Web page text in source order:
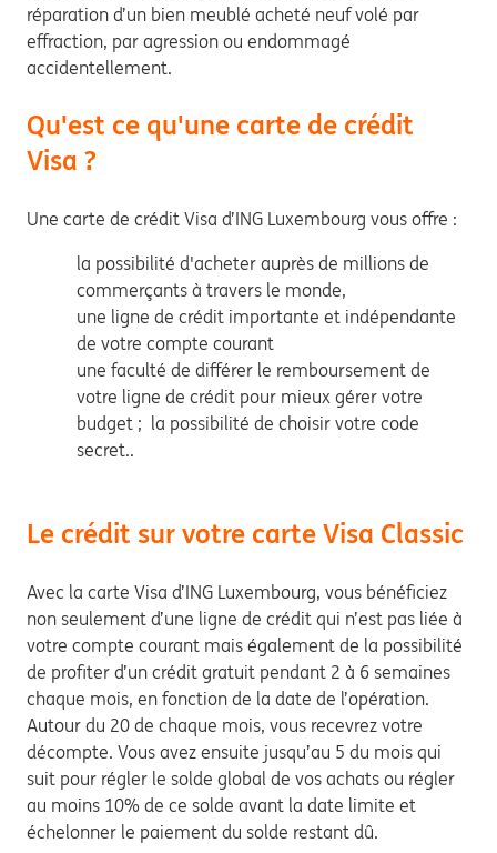
réparation d’un bien meublé acheté neuf volé par
effraction, par agression ou endommagé
accidentellement.
Qu'est ce qu'une carte de crédit
Visa ?
Une carte de crédit Visa d’ING Luxembourg vous offre :
la possibilité d'acheter auprès de millions de
commerçants à travers le monde,
une ligne de crédit importante et indépendante
de votre compte courant
une faculté de différer le remboursement de
votre ligne de crédit pour mieux gérer votre
budget ; la possibilité de choisir votre code
secret..
Le crédit sur votre carte Visa Classic
Avec la carte Visa d’ING Luxembourg, vous bénéficiez
non seulement d’une ligne de crédit qui n’est pas liée à
votre compte courant mais également de la possibilité
de profiter d’un crédit gratuit pendant 2 à 6 semaines
chaque mois, en fonction de la date de l’opération.
Autour du 20 de chaque mois, vous recevrez votre
décompte. Vous avez ensuite jusqu’au 5 du mois qui
suit pour régler le solde global de vos achats ou régler
au moins 10% de ce solde avant la date limite et
échelonner le paiement du solde restant dû.